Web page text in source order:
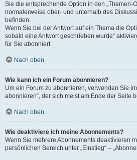
Sie die entsprechende Option in den „Themen-
normalerweise ober- und unterhalb des
befinden.
Wenn Sie bei der Antwort auf ein Thema die
sobald eine Antwort geschrieben wurde“
für Sie abonniert.
Nach oben
Wie kann ich ein Forum abonnieren?
Um ein Forum zu abonnieren, verwenden Sie
abonnieren“, der sich meist am Ende der Seite
Nach oben
Wie deaktiviere ich meine Abonnements?
Wenn Sie mehrere Abonnements deaktivieren
persönlichen Bereich unter „Einstieg“ –